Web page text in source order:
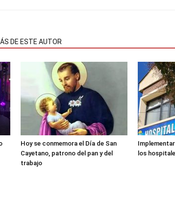
DE ESTE AUTOR
Hoy se conmemora el Día de San
Cayetano, patrono del pan y del
trabajo
los